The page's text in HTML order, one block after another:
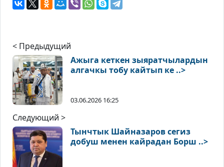
< Предыдущий
Ажыга кеткен зыяратчылардын
алгачкы тобу кайтып ке ..>
03.06.2026 16:25
Следующий >
Тынчтык Шайназаров сегиз
добуш менен кайрадан Борш ..>